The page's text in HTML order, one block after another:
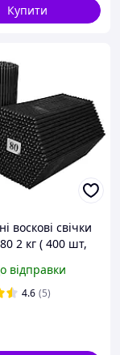
Купити
воскові свічки
2 кг ( 400 шт,
віск
відправки
4.6 (5)